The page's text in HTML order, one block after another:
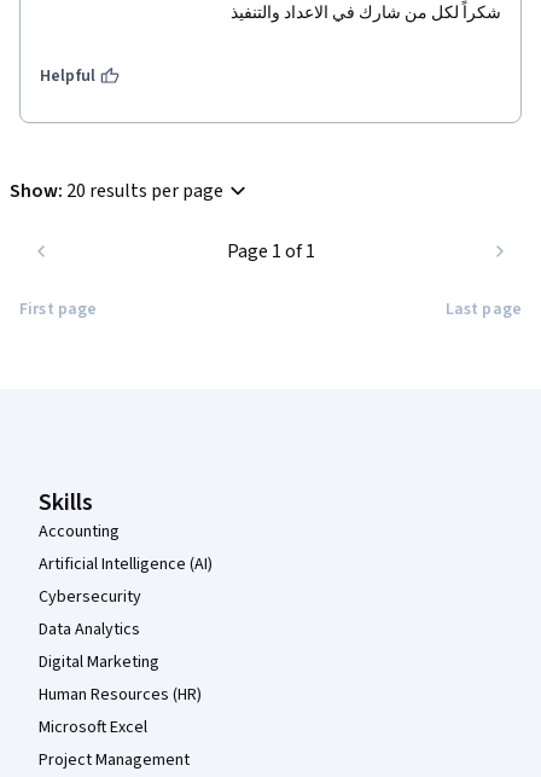
شكراً لكل من شارك في الاعداد والتنفيذ
Helpful
Show: 20 results per page
First page
Page 1 of 1
Last page
Skills
Accounting
Artificial Intelligence (AI)
Cybersecurity
Data Analytics
Digital Marketing
Human Resources (HR)
Microsoft Excel
Project Management